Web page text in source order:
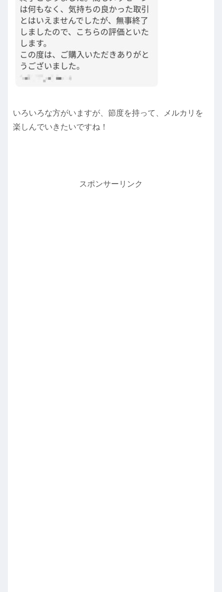
いろいろな方がいますが、節度を持って、メルカリを
楽しんでいきたいですね！
スポンサーリンク